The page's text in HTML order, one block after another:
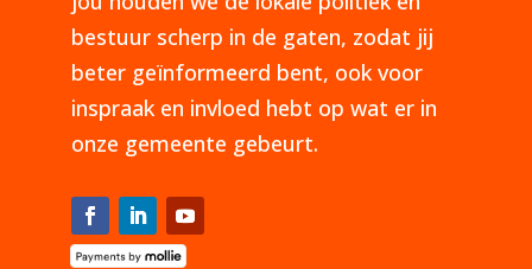
bestuur scherp in de gaten, zodat jij
beter geïnformeerd bent, ook voor
inspraak en invloed hebt op wat er in
onze gemeente gebeurt.